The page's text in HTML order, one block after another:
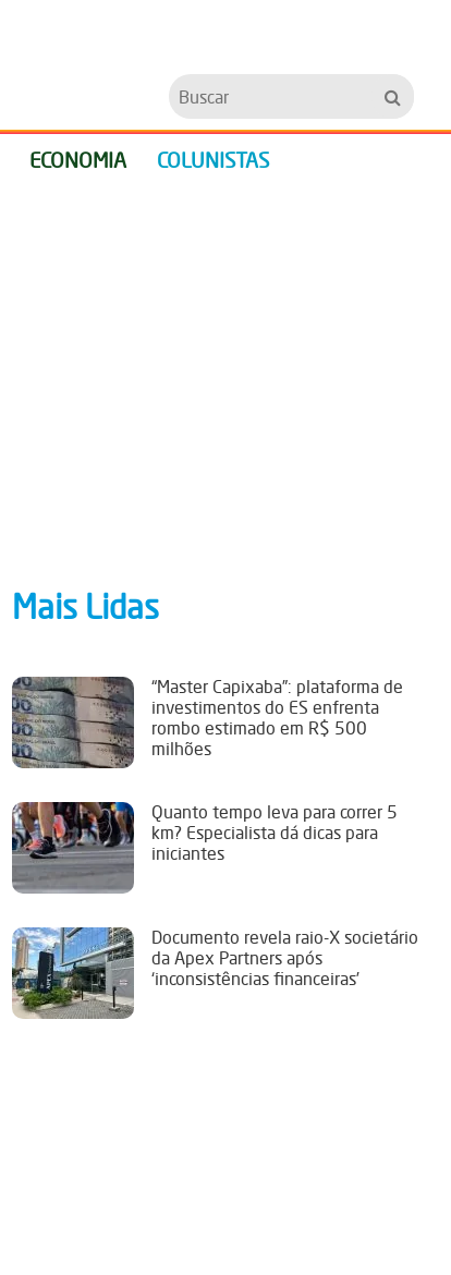
Buscar
ECONOMIA COLUNISTAS
Mais Lidas
“Master Capixaba”: plataforma de
investimentos do ES enfrenta
rombo estimado em R$ 500
milhões
Quanto tempo leva para correr 5
km? Especialista dá dicas para
iniciantes
Documento revela raio-X societário
da Apex Partners após
‘inconsistências financeiras’